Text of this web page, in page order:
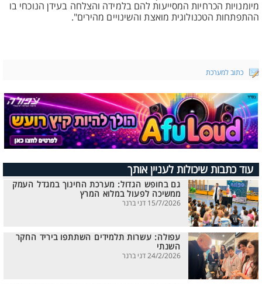
מיומנויות הכרחיות המסייעות להם בלמידה והצלחה בעידן הנוכחי בו
ההתפתחות הטכנולוגית מואצת והשינויים מהירים".
כתוב למערכת
עוד כתבות שיכולות לעניין אותך
גם בחופש הגדול: מערכת החינוך במגדל העמק
ממשיכה לפעול במלוא המרץ
15/7/2026 דני ברנר
עפולה: עשרות תלמידים השתתפו ביריד החקר
השנתי
24/2/2026 דני ברנר